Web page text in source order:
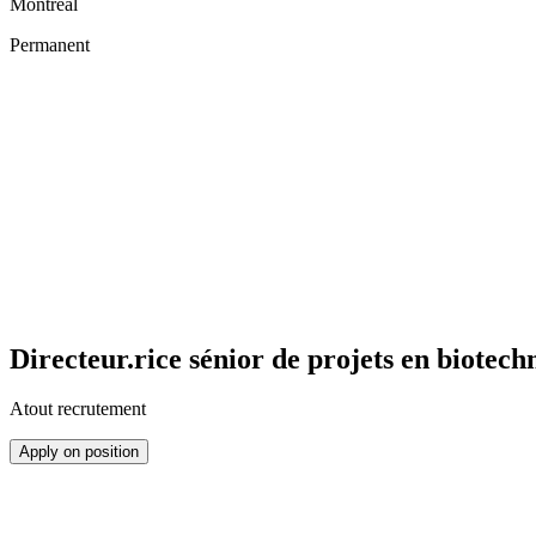
Permanent
Directeur.rice sénior de projets en
Atout recrutement
Apply on position